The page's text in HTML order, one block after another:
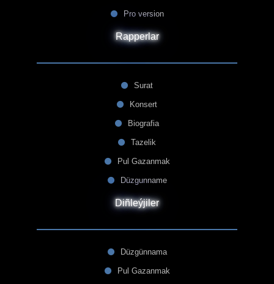
Pro version
Rapperlar
Surat
Konsert
Biografia
Tazelik
Pul Gazanmak
Düzgunname
Diñleýjiler
Düzgünnama
Pul Gazanmak